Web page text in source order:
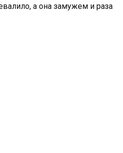
а она замужем и раза